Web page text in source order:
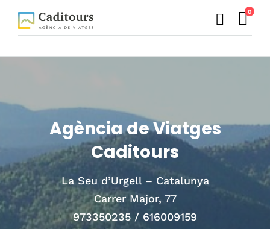
0
Agència de Viatges
Caditours
La Seu d’Urgell – Catalunya
Carrer Major, 77
973350235 / 616009159